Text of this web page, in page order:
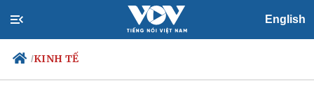
English
/KINH TẾ